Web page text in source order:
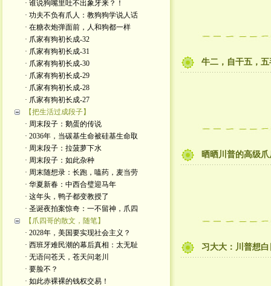
· 谁说狗嘴里吐不出象牙来？！
· 功夫不负有爪人：教狗狗学说人话
· 在糖衣炮弹面前，人和狗都一样
· 爪家有狗初长成-32
· 爪家有狗初长成-31
· 爪家有狗初长成-30
· 爪家有狗初长成-29
· 爪家有狗初长成-28
· 爪家有狗初长成-27
【把生活过成段子】
· 周末段子：鹅蛋的传说
· 2036年，当碳基生命被硅基生命取
· 周末段子：拉菠萝下水
· 周末段子：如此杂种
· 周末随想录：长跑，嗑药，麦当劳
· 华夏新春：中西合璧迎马年
· 这年头，鸭子都变教授了
· 圣诞夜拍案惊奇：一不留神，爪四
【爪四哥的散文，随笔】
· 2028年，美国要实现社会主义？
· 西班牙难民潮的幕后真相：太无耻
· 无语问苍天，苍天问老川
· 要脸不？
· 如此赤裸裸的钱权交易！
牛二，自干五，
晒晒川普的高级爪
习大大：川普想